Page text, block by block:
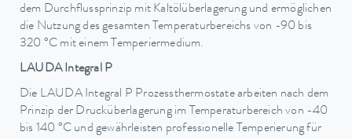
dem Durchflussprinzip mit Kaltölüberlagerung und ermöglichen
die Nutzung des gesamten Temperaturbereichs von -90 bis
320 °C mit einem Temperiermedium.
LAUDA Integral P
Die LAUDA Integral P Prozessthermostate arbeiten nach dem
Prinzip der Drucküberlagerung im Temperaturbereich von -40
bis 140 °C und gewährleisten professionelle Temperierung für